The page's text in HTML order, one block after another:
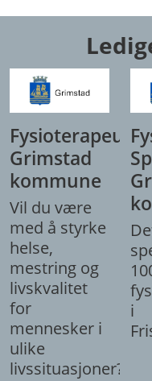
Fysioterapeut,
Grimstad
kommune
Vil du være
med å styrke
helse,
mestring og
livskvalitet
for
mennesker i
ulike
livssituasjoner?
i